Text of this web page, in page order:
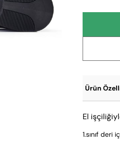
Ürün
El
1.sınıf deri